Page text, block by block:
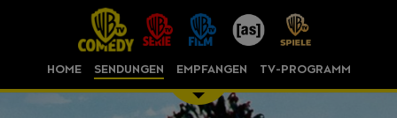
HOME SENDUNGEN EMPFANGEN TV-PROGRAMM